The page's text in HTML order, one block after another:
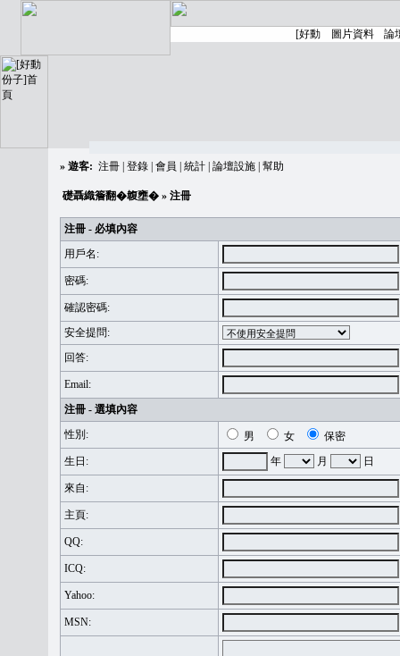
» 遊客: 注冊 登錄 會員 統計 論壇設施 幫助
礎聶織簷翻�䪖壅� » 注冊
注冊 - 必填內容
用戶名:
密碼:
確認密碼:
安全提問:
回答:
Email:
注冊 - 選填內容
性別:
男 女
保密
生日:
年 月 日
來自:
主頁:
QQ:
ICQ:
Yahoo:
MSN: